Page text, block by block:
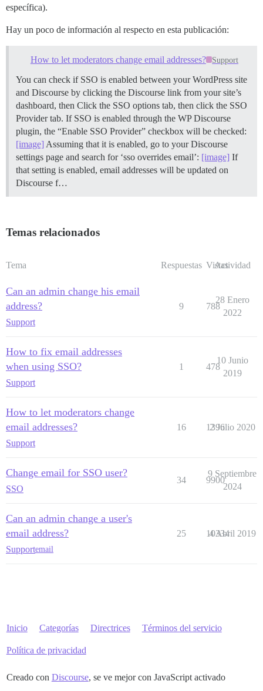
específica).
Hay un poco de información al respecto en esta publicación:
How to let moderators change email addresses? Support
You can check if SSO is enabled between your WordPress site
and Discourse by clicking the Discourse link from your site’s
dashboard, then Click the SSO options tab, then click the SSO
Provider tab. If SSO is enabled through the WP Discourse
plugin, the “Enable SSO Provider” checkbox will be checked:
[image] Assuming that it is enabled, go to your Discourse
settings page and search for ‘sso overrides email’: [image] If
that setting is enabled, email addresses will be updated on
Discourse f…
Temas relacionados
Tema Respuestas Vistas
Actividad
Can an admin change his email
address?
Support
9 788
28 Enero
2022
How to fix email addresses
when using SSO?
Support
1 478
10 Junio
2019
How to let moderators change
email addresses?
Support
16 1396
2 Julio 2020
Change email for SSO user?
SSO
34 9900
9 Septiembre
2024
Can an admin change a user's
email address?
Supportemail
25 10334
4 Abril 2019
Inicio Categorías Directrices Términos del servicio
Política de privacidad
Creado con Discourse, se ve mejor con JavaScript activado